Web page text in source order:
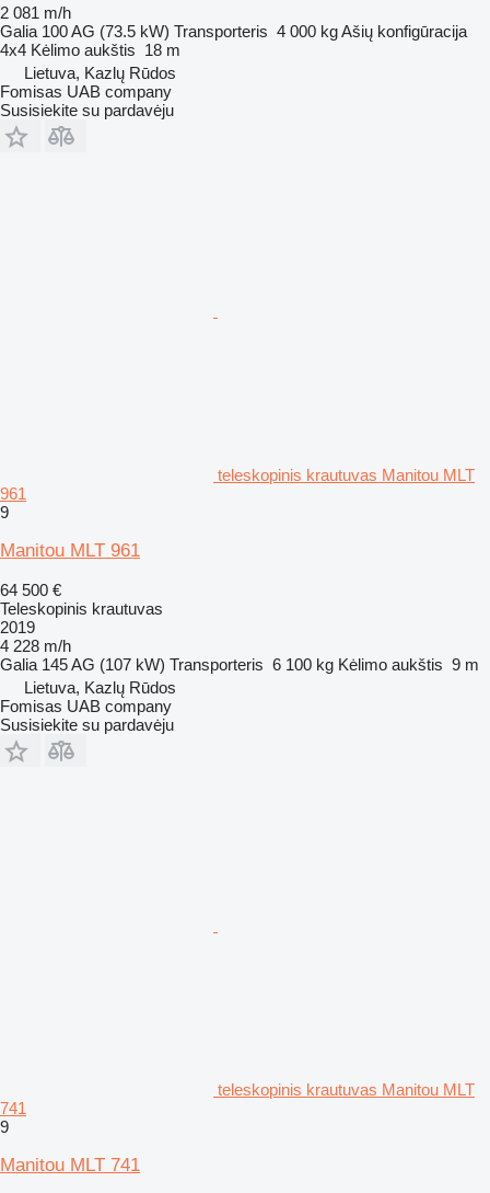
2 081 m/h
Galia 100 AG (73.5 kW) Transporteris 4 000 kgAšių konfigūracija
4x4 Kėlimo aukštis 18 m
Lietuva, Kazlų Rūdos
Fomisas UAB company
Susisiekite su pardavėju
teleskopinis krautuvas Manitou MLT
961
9
Manitou MLT 961
64 500 €
Teleskopinis krautuvas
2019
4 228 m/h
Galia 145 AG (107 kW) Transporteris 6 100 kg Kėlimo aukštis 9 m
Lietuva, Kazlų Rūdos
Fomisas UAB company
Susisiekite su pardavėju
teleskopinis krautuvas Manitou MLT
741
9
Manitou MLT 741